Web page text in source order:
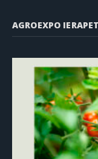
AGROEXPO